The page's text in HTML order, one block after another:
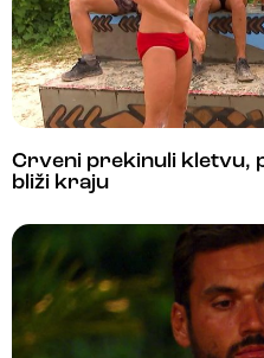
Crveni prekinuli kletvu,
bliži kraju